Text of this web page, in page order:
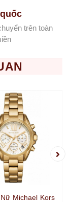
trên toàn
Michael Kors